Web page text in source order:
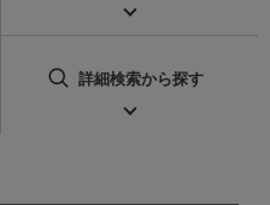
詳細検索から探す